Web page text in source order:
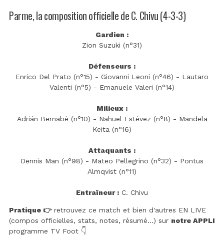
Parme, la composition officielle de C. Chivu (4-3-3)
Gardien :
Zion Suzuki (n°31)
Défenseurs :
Enrico Del Prato (n°15) - Giovanni Leoni (n°46) - Lautaro
Valenti (n°5) - Emanuele Valeri (n°14)
Milieux :
Adrián Bernabé (n°10) - Nahuel Estévez (n°8) - Mandela
Keita (n°16)
Attaquants :
Dennis Man (n°98) - Mateo Pellegrino (n°32) - Pontus
Almqvist (n°11)
Entraîneur : C. Chivu
Pratique 👉retrouvez ce match et bien d'autres EN LIVE
(compos officielles, stats, notes, résumé...) sur notre APPLI
programme TV Foot 👇